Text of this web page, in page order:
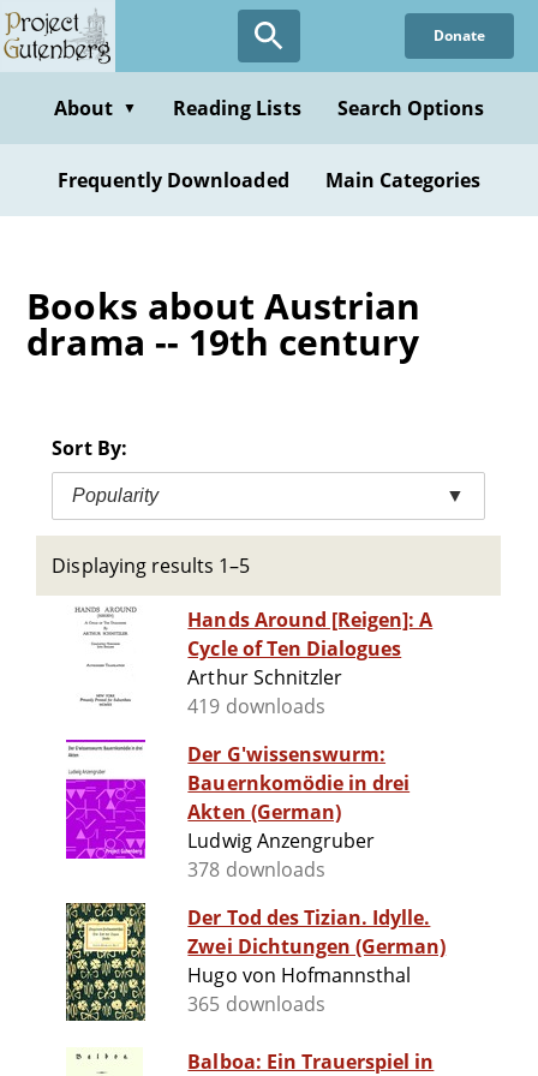
Skip
to
content
Donate
About ▼ Reading Lists Search Options
Frequently Downloaded Main Categories
Books about Austrian
drama -- 19th century
Sort By:
Popularity ▼
Displaying results 1–5
Hands Around [Reigen]: A
Cycle of Ten Dialogues
Arthur Schnitzler
419 downloads
Der G'wissenswurm:
Bauernkomödie in drei
Akten (German)
Ludwig Anzengruber
378 downloads
Der Tod des Tizian. Idylle.
Zwei Dichtungen (German)
Hugo von Hofmannsthal
365 downloads
Balboa: Ein Trauerspiel in